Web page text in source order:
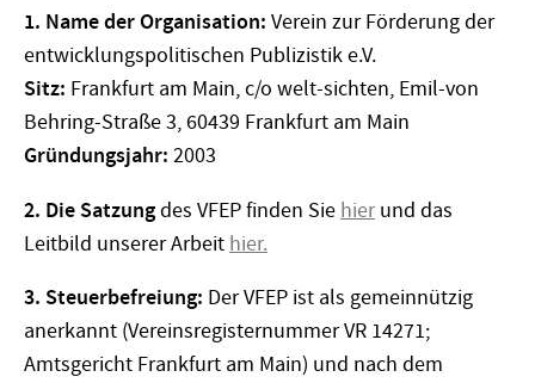
1. Name der Organisation: Verein zur Förderung der
entwicklungspolitischen Publizistik e.V.
Sitz: Frankfurt am Main, c/o welt-sichten, Emil-von
Behring-Straße 3, 60439 Frankfurt am Main
Gründungsjahr: 2003
2. Die Satzungdes VFEP finden Sie hier und das
Leitbild unserer Arbeit hier.
3. Steuerbefreiung: Der VFEP ist als gemeinnützig
anerkannt (Vereinsregisternummer VR 14271;
Amtsgericht Frankfurt am Main) und nach dem